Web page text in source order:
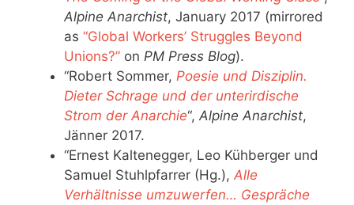
Alpine Anarchist, January 2017 (mirrored
as “Global Workers’ Struggles Beyond
Unions?” on PM Press Blog).
“Robert Sommer, Poesie und Disziplin.
Dieter Schrage und der unterirdische
Strom der Anarchie“, Alpine Anarchist,
Jänner 2017.
“Ernest Kaltenegger, Leo Kühberger und
Samuel Stuhlpfarrer (Hg.), Alle
Verhältnisse umzuwerfen… Gespräche